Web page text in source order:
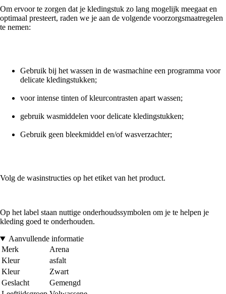
Om ervoor te zorgen dat je kledingstuk zo lang mogelijk meegaat en
optimaal presteert, raden we je aan de volgende voorzorgsmaatregelen
te nemen:
Gebruik bij het wassen in de wasmachine een programma voor
delicate kledingstukken;
voor intense tinten of kleurcontrasten apart wassen;
gebruik wasmiddelen voor delicate kledingstukken;
Gebruik geen bleekmiddel en/of wasverzachter;
Volg de wasinstructies op het etiket van het product.
Op het label staan nuttige onderhoudssymbolen om je te helpen je
kleding goed te onderhouden.
Aanvullende informatie
Merk
Arena
Kleur
asfalt
Kleur
Zwart
Geslacht
Gemengd